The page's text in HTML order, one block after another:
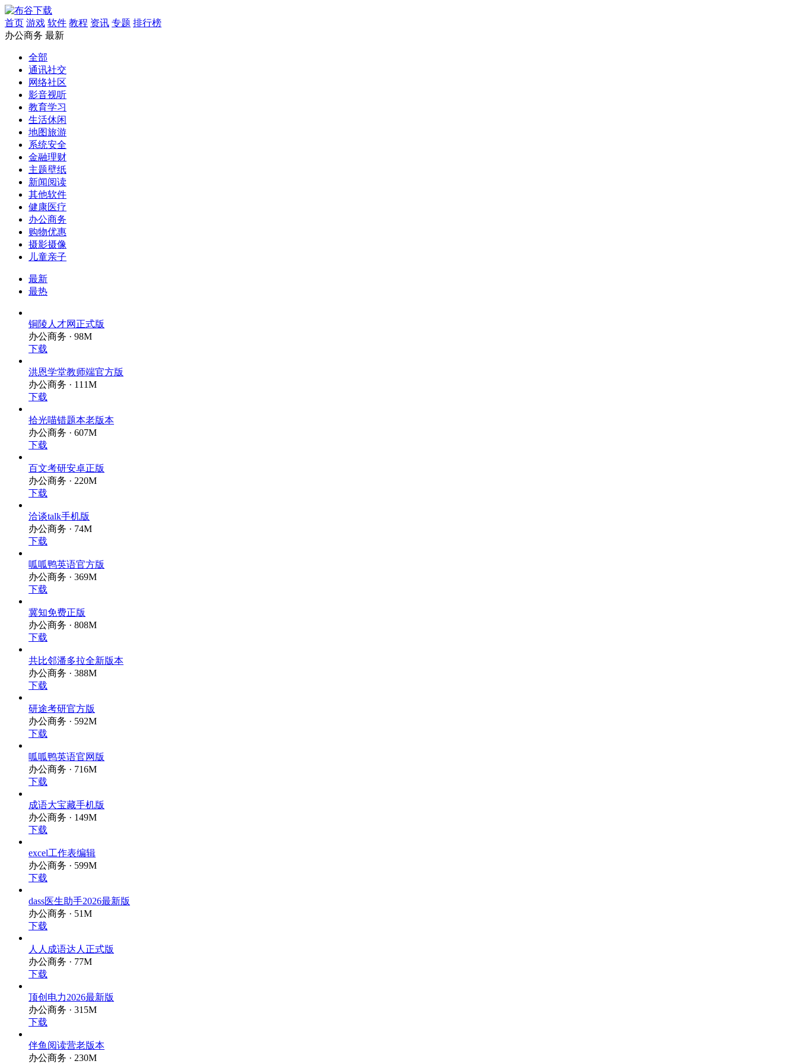
首页 游戏 软件 教程 资讯 专题 排行榜
办公商务 最新
全部
通讯社交
网络社区
影音视听
教育学习
生活休闲
地图旅游
系统安全
金融理财
主题壁纸
新闻阅读
其他软件
健康医疗
办公商务
购物优惠
摄影摄像
儿童亲子
最新
最热
铜陵人才网正式版
办公商务 · 98M
下载
洪恩学堂教师端官方版
办公商务 · 111M
下载
拾光喵错题本老版本
办公商务 · 607M
下载
百文考研安卓正版
办公商务 · 220M
下载
洽谈talk手机版
办公商务 · 74M
下载
呱呱鸭英语官方版
办公商务 · 369M
下载
冀知免费正版
办公商务 · 808M
下载
共比邻潘多拉全新版本
办公商务 · 388M
下载
研途考研官方版
办公商务 · 592M
下载
呱呱鸭英语官网版
办公商务 · 716M
下载
成语大宝藏手机版
办公商务 · 149M
下载
excel工作表编辑
办公商务 · 599M
下载
dass医生助手2026最新版
办公商务 · 51M
下载
人人成语达人正式版
办公商务 · 77M
下载
顶创电力2026最新版
办公商务 · 315M
下载
伴鱼阅读营老版本
办公商务 · 230M